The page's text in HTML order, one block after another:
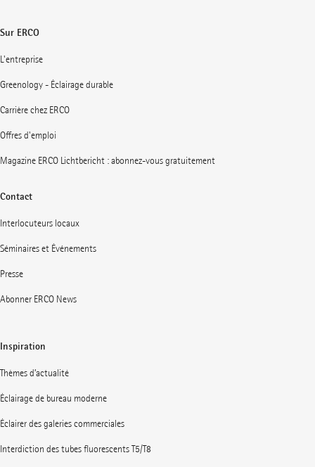
Sur ERCO
L'entreprise
Greenology - Éclairage durable
Carrière chez ERCO
Offres d'emploi
Magazine ERCO Lichtbericht : abonnez-vous gratuitement
Contact
Interlocuteurs locaux
Séminaires et Événements
Presse
Abonner ERCO News
Inspiration
Thèmes d’actualité
Éclairage de bureau moderne
Éclairer des galeries commerciales
Interdiction des tubes fluorescents T5/T8